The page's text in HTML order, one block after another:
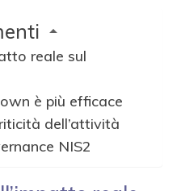
reale sul
è più efficace
dell’attività
NIS2